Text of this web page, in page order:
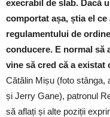
execrabil de slab. Dacă
comportat așa, știa el
regulamentului de
conducere. E normal să
vine să cred că a existat
Cătălin Mișu (foto stânga,
și Jerry Gane), patronul
să aflați și alte poziții